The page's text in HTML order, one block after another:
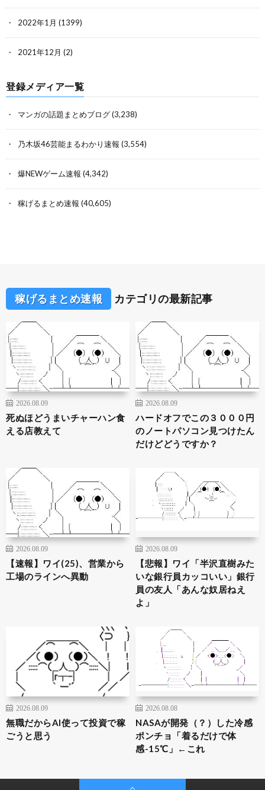
2022年1月 (1399)
2021年12月 (2)
登録メディア一覧
マンガの話題まとめブログ(3,238)
乃木坂46芸能まるわかり速報 (3,554)
爆NEWゲーム速報 (4,342)
稼げるまとめ速報 (40,605)
稼げるまとめ速報 カテゴリの最新記事
2026.08.09
死ぬほどうまいチャーハン食
える店教えて
2026.08.09
ハードオフでこの３０００円
のノートパソコン見つけたん
だけどどうですか？
2026.08.09
【速報】ワイ(25)、営業から
工場のラインへ異動
2026.08.09
【悲報】ワイ「半沢直樹みた
いな銀行員カッコいい」銀行
員の友人「あんな奴居ねえ
よ」
2026.08.09
無職だからAI使って投資で稼
ごうと思う
2026.08.08
NASAが開発（？）した冷感
ポンチョ「着るだけで体
感-15℃」←これ